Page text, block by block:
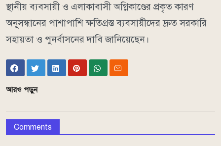
স্থানীয় ব্যবসায়ী ও এলাকাবাসী অগ্নিকাণ্ডের প্রকৃত কারণ
অনুসন্ধানের পাশাপাশি ক্ষতিগ্রস্ত ব্যবসায়ীদের দ্রুত সরকারি
সহায়তা ও পুনর্বাসনের দাবি জানিয়েছেন।
আরও পড়ুন
Comments